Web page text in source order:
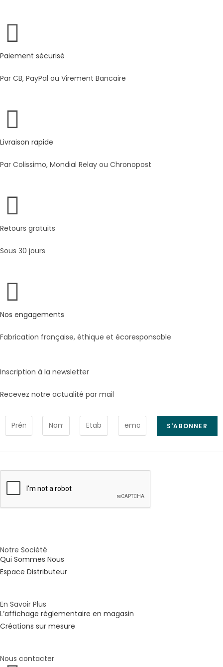
Paiement sécurisé
Par CB, PayPal ou Virement Bancaire
Livraison rapide
Par Colissimo, Mondial Relay ou Chronopost
Retours gratuits
Sous 30 jours
Nos engagements
Fabrication française, éthique et écoresponsable
Inscription à la newsletter
Recevez notre actualité par mail
Notre Société
Qui Sommes Nous
Espace Distributeur
En Savoir Plus
L’affichage réglementaire en magasin
Créations sur mesure
Nous contacter